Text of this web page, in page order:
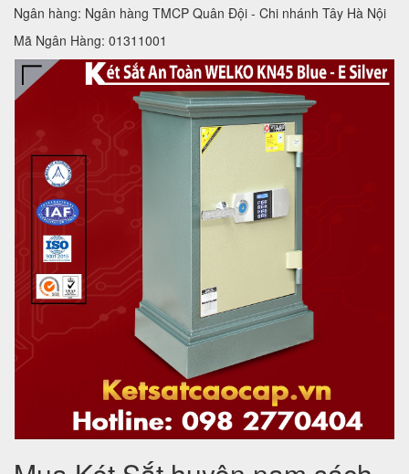
Ngân hàng: Ngân hàng TMCP Quân Đội - Chi nhánh Tây Hà Nội
Mã Ngân Hàng: 01311001